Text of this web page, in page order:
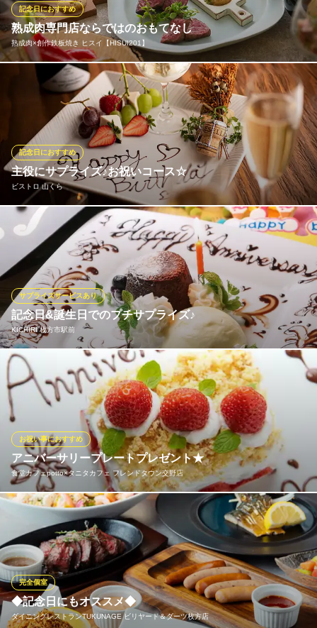
心温まる郊外レストラン
京阪電鉄本線樟葉駅 車10分
大阪府枚方市招提元町1-38-15
熟成肉専門店ならではのおもてなし
熟成肉×創作鉄板焼き ヒスイ【HISUI201】
記念日におすすめ
初めて当店へお越しの方やおもてなしのシーンには、コースのご
利用がおすすめです。一番人気の『翡翠（かわせみ）コース』7,8
00円（税抜）は、熟成肉ステーキをメインに、季節の野菜や伊勢
などから仕入れる魚介を使った自慢の料理で構成。食への関心が
高い方を迎えるお食事会にもふさわしい、洗練された内容です。
熟成肉×創作鉄板焼き ヒスイ【HISUI201】
枚方で熟成肉の鉄板焼を
京阪交野線枚方市駅 徒歩4分
大阪府枚方市大垣内1-2-1 中村ビル1F
主役にサプライズ♪お祝いコース☆
ビストロ 山くら
記念日におすすめ
お誕生日、特別な記念日、そして主役のいるお祝いの集まりに。
乾杯を華やかに彩る『スパークリングワイン』、ご希望のメッセ
ージを入れた『デザートプレート』、そして主役にお店から『ペ
アワイングラス』のプレゼントまで付いた、特別な記念日コース
を4,950円／6,600円にてご用意しております。
ビストロ 山くら
ビストロ&バル
京阪交野線枚方市駅 徒歩4分
大阪府枚方市川原町9-15
記念日&誕生日でのプチサプライズ♪
KICHIRI 枚方市駅前
サプライズサービスあり
大切な方との大切なひと時をKICHIRIで過ごしてみませんか？雰囲
気のあるゆったり個室、カップルシートなど落ち着いた雰囲気で
の食事の後に、大切な方へのサプライズご協力させて頂きます♪
KICHIRI 枚方市駅前
ダイニング×居酒屋
京阪本線枚方市駅 徒歩1分
大阪府枚方市岡本町2-22 枚方デパートメントビル5F
アニバーサリープレートプレゼント★
食堂カフェpotto×タニタカフェ フレンドタウン交野店
お祝い事におすすめ
事前にご予約いただけましたらアニバーサリープレートをメッセ
ージ付きでプレゼント！ 大切な方のお祝いを是非一緒に♪（記念
日の対象の方がその場にいらっしゃることが前提となります）
食堂カフェpotto×タニタカフェ フレンドタウン交野店
イタリアンカフェ食堂
京阪交野線河内森駅 徒歩16分
大阪府交野市星田北2-26-1
◆記念日にもオススメ◆
ダイニングレストランTUKUNAGE ビリヤード＆ダーツ枚方店
完全個室